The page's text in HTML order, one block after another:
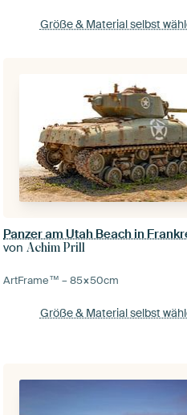
Größe & Material selbst
Panzer am Utah Beach in
vonAchim Prill
ArtFrame™ –85×50cm
Größe & Material selbst